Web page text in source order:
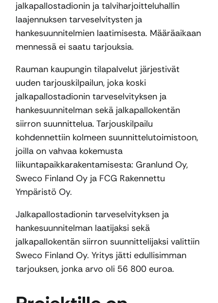
jalkapallostadionin ja talviharjoitteluhallin
laajennuksen tarveselvitysten ja
hankesuunnitelmien laatimisesta. Määräaikaan
mennessä ei saatu tarjouksia.
Rauman kaupungin tilapalvelut järjestivät
uuden tarjouskilpailun, joka koski
jalkapallostadionin tarveselvityksen ja
hankesuunnitelman sekä jalkapallokentän
siirron suunnittelua. Tarjouskilpailu
kohdennettiin kolmeen suunnittelutoimistoon,
joilla on vahvaa kokemusta
liikuntapaikkarakentamisesta: Granlund Oy,
Sweco Finland Oy ja FCG Rakennettu
Ympäristö Oy.
Jalkapallostadionin tarveselvityksen ja
hankesuunnitelman laatijaksi sekä
jalkapallokentän siirron suunnittelijaksi valittiin
Sweco Finland Oy. Yritys jätti edullisimman
tarjouksen, jonka arvo oli 56 800 euroa.